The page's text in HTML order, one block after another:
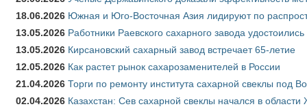
18.06.2026 Южная и Юго-Восточная Азия лидируют по
13.05.2026 Работники Раевского сахарного завода удостоились
13.05.2026 Кирсановский сахарный завод встречает 65-летие
12.05.2026 Как растет рынок сахарозаменителей в России
21.04.2026 Торги по ремонту института сахарной свеклы под
02.04.2026 Казахстан: Сев сахарной свеклы начался в области